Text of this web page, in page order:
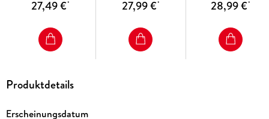
27,49 €* 27,99 €* 28,99 €*
Produktdetails
Erscheinungsdatum